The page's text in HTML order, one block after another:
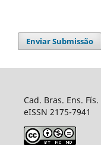
Enviar Submissão
Cad. Bras. Ens.
eISSN 2175-7941